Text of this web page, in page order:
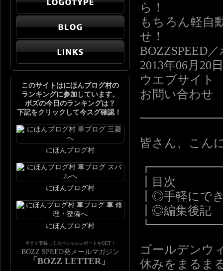
ら！
もちろん軽自
せ！
BOZZSPEED
2013年06月20
ウエブサイト
お問い合わせ
皆さん、こん
┃目次
┃◎手軽にで
┃◎編集後記
ゴールデンウ
休みをまるま
このサイトはにほんブログ村の
ランキングに参加しています。
ボズの今日のランキングは？
下記をクリックして今スグ確認！
にほんブログ村
にほんブログ村
にほんブログ村
今すぐ登録してスペシャルレポートをGET！
BOZZ SPEED発メールマガジン
「BOZZ LETTER」